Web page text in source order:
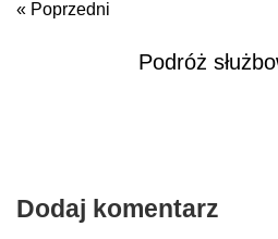
« Poprzedni
Podróż
Dodaj komentarz